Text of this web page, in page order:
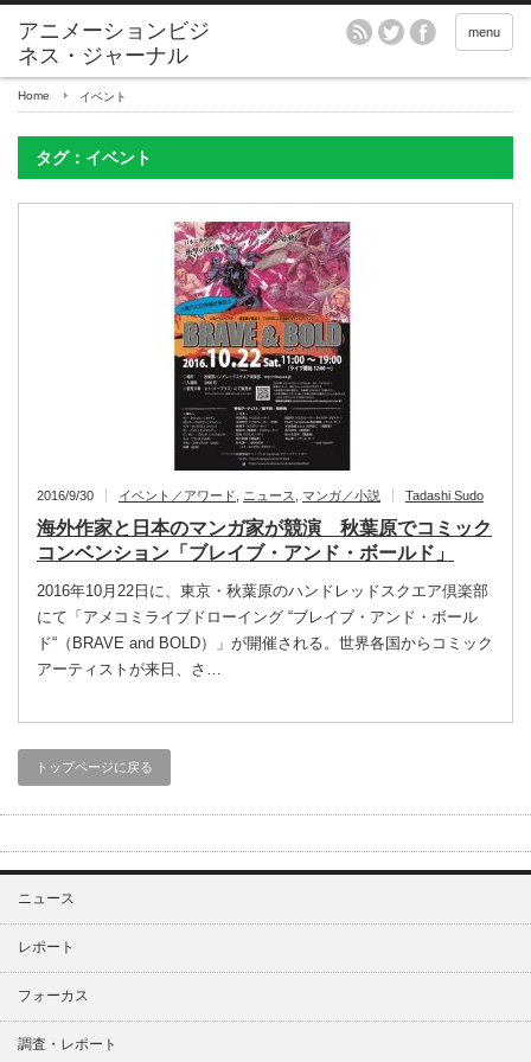
アニメーションビジ
ネス・ジャーナル
menu
Home イベント
タグ：イベント
2016/9/30 イベント／アワード ニュース マンガ／小説 Tadashi Sudo
海外作家と日本のマンガ家が競演 秋葉原でコミック
コンベンション「ブレイブ・アンド・ボールド」
2016年10月22日に、東京・秋葉原のハンドレッドスクエア倶楽部
にて「アメコミライブドローイング “ブレイブ・アンド・ボール
ド“（BRAVE and BOLD）」が開催される。世界各国からコミック
アーティストが来日、さ…
トップページに戻る
ニュース
レポート
フォーカス
調査・レポート